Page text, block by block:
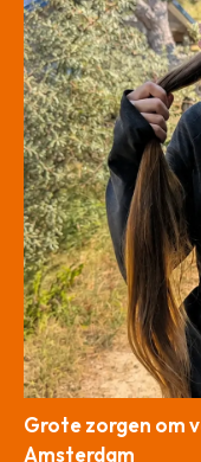
Grote zorgen om
Amsterdam